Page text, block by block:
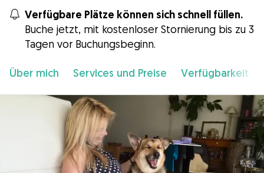
Verfügbare Plätze können sich schnell füllen.
Buche jetzt, mit kostenloser Stornierung bis zu 3
Tagen vor Buchungsbeginn.
Über mich Services und Preise Verfügbarkeit